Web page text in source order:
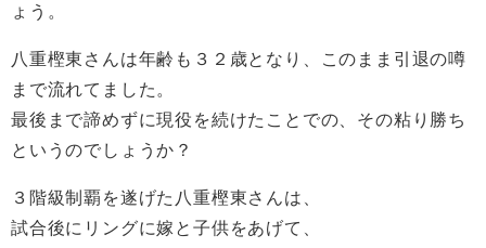
ょう。
八重樫東さんは年齢も３２歳となり、このまま引退の噂
まで流れてました。
最後まで諦めずに現役を続けたことでの、その粘り勝ち
というのでしょうか？
３階級制覇を遂げた八重樫東さんは、
試合後にリングに嫁と子供をあげて、